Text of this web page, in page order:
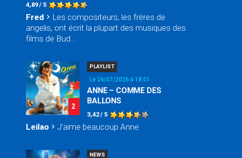
4,89 / 5
Fred chevron_right Les compositeurs, les frères de
angelis, ont écrit la plupart des musiques des
films de Bud...
2
PLAYLIST
Le 26/07/2026 à 18:01
ANNE – COMME DES
BALLONS
3,42 / 5
Leilao chevron_right J'aime beaucoup Anne
NEWS